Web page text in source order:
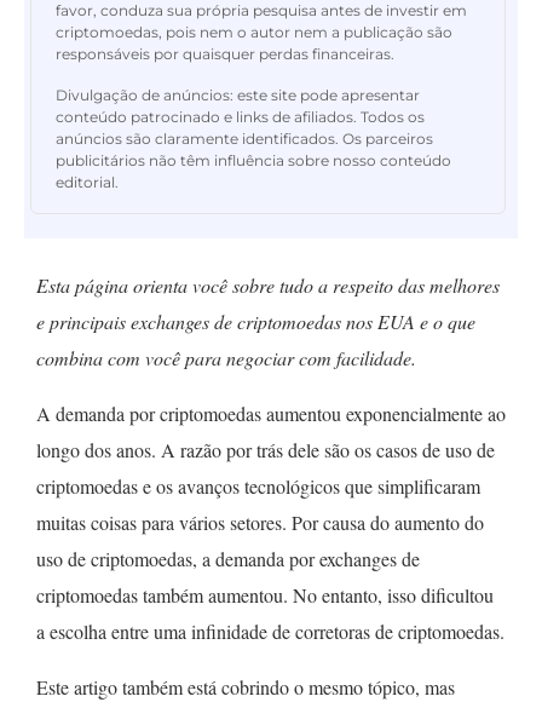
favor, conduza sua própria pesquisa antes de investir em
criptomoedas, pois nem o autor nem a publicação são
responsáveis por quaisquer perdas financeiras.
Divulgação de anúncios: este site pode apresentar
conteúdo patrocinado e links de afiliados. Todos os
anúncios são claramente identificados. Os parceiros
publicitários não têm influência sobre nosso conteúdo
editorial.
Esta página orienta você sobre tudo a respeito das melhores
e principais exchanges de criptomoedas nos EUA e o que
combina com você para negociar com facilidade.
A demanda por criptomoedas aumentou exponencialmente ao
longo dos anos. A razão por trás dele são os casos de uso de
criptomoedas e os avanços tecnológicos que simplificaram
muitas coisas para vários setores. Por causa do aumento do
uso de criptomoedas, a demanda por exchanges de
criptomoedas também aumentou. No entanto, isso dificultou
a escolha entre uma infinidade de corretoras de criptomoedas.
Este artigo também está cobrindo o mesmo tópico, mas